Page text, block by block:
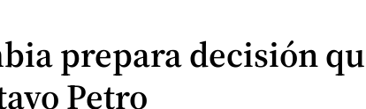
prepara decisión
Petro